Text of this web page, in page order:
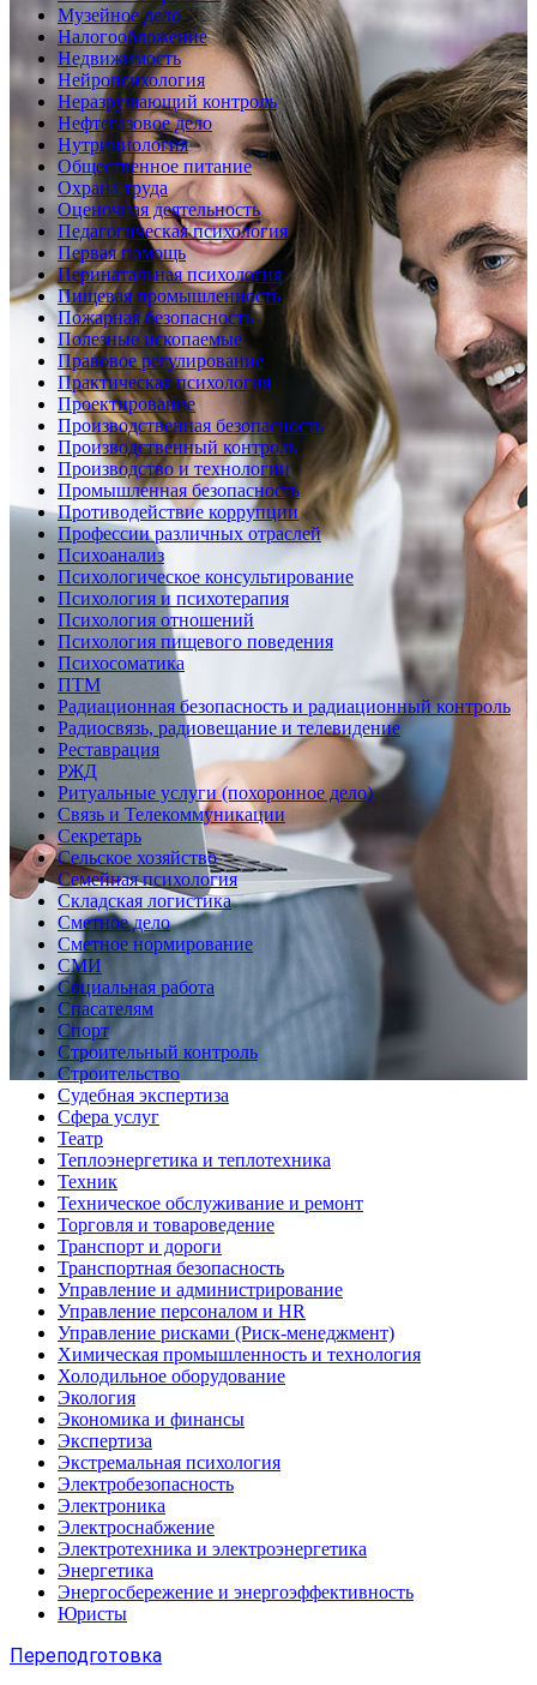
Музейное дело
Налогообложение
Недвижимость
Нейропсихология
Неразрушающий контроль
Нефтегазовое дело
Нутрициология
Общественное питание
Охрана труда
Оценочная деятельность
Педагогическая психология
Первая помощь
Перинатальная психология
Пищевая промышленность
Пожарная безопасность
Полезные ископаемые
Правовое регулирование
Практическая психология
Проектирование
Производственная безопасность
Производственный контроль
Производство и технологии
Промышленная безопасность
Противодействие коррупции
Профессии различных отраслей
Психоанализ
Психологическое консультирование
Психология и психотерапия
Психология отношений
Психология пищевого поведения
Психосоматика
ПТМ
Радиационная безопасность и радиационный контроль
Радиосвязь, радиовещание и телевидение
Реставрация
РЖД
Ритуальные услуги (похоронное дело)
Связь и Телекоммуникации
Секретарь
Сельское хозяйство
Семейная психология
Складская логистика
Сметное дело
Сметное нормирование
СМИ
Социальная работа
Спасателям
Спорт
Строительный контроль
Строительство
Судебная экспертиза
Сфера услуг
Театр
Теплоэнергетика и теплотехника
Техник
Техническое обслуживание и ремонт
Торговля и товароведение
Транспорт и дороги
Транспортная безопасность
Управление и администрирование
Управление персоналом и HR
Управление рисками (Риск-менеджмент)
Химическая промышленность и технология
Холодильное оборудование
Экология
Экономика и финансы
Экспертиза
Экстремальная психология
Электробезопасность
Электроника
Электроснабжение
Электротехника и электроэнергетика
Энергетика
Энергосбережение и энергоэффективность
Юристы
Переподготовка